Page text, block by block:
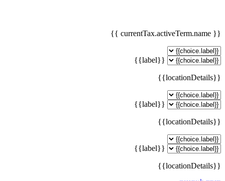
{{ currentTax.activeTerm.name }}
{{label}}
{{locationDetails}}
{{label}}
{{locationDetails}}
{{label}}
{{locationDetails}}